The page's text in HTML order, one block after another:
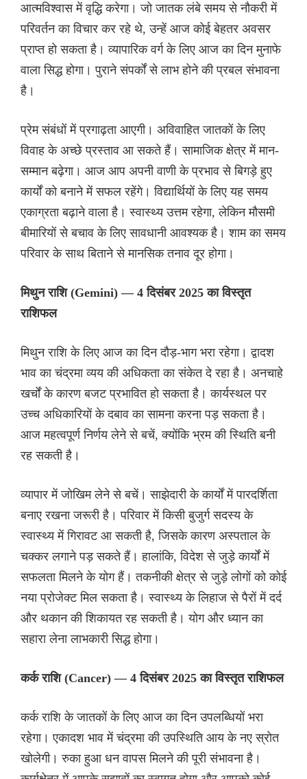
आत्मविश्वास में वृद्धि करेगा। जो जातक लंबे समय से नौकरी में
परिवर्तन का विचार कर रहे थे, उन्हें आज कोई बेहतर अवसर
प्राप्त हो सकता है। व्यापारिक वर्ग के लिए आज का दिन मुनाफे
वाला सिद्ध होगा। पुराने संपर्कों से लाभ होने की प्रबल संभावना
है।
प्रेम संबंधों में प्रगाढ़ता आएगी। अविवाहित जातकों के लिए
विवाह के अच्छे प्रस्ताव आ सकते हैं। सामाजिक क्षेत्र में मान-
सम्मान बढ़ेगा। आज आप अपनी वाणी के प्रभाव से बिगड़े हुए
कार्यों को बनाने में सफल रहेंगे। विद्यार्थियों के लिए यह समय
एकाग्रता बढ़ाने वाला है। स्वास्थ्य उत्तम रहेगा, लेकिन मौसमी
बीमारियों से बचाव के लिए सावधानी आवश्यक है। शाम का समय
परिवार के साथ बिताने से मानसिक तनाव दूर होगा।
मिथुन राशि (Gemini) — 4 दिसंबर 2025 का विस्तृत
राशिफल
मिथुन राशि के लिए आज का दिन दौड़-भाग भरा रहेगा। द्वादश
भाव का चंद्रमा व्यय की अधिकता का संकेत दे रहा है। अनचाहे
खर्चों के कारण बजट प्रभावित हो सकता है। कार्यस्थल पर
उच्च अधिकारियों के दबाव का सामना करना पड़ सकता है।
आज महत्वपूर्ण निर्णय लेने से बचें, क्योंकि भ्रम की स्थिति बनी
रह सकती है।
व्यापार में जोखिम लेने से बचें। साझेदारी के कार्यों में पारदर्शिता
बनाए रखना जरूरी है। परिवार में किसी बुजुर्ग सदस्य के
स्वास्थ्य में गिरावट आ सकती है, जिसके कारण अस्पताल के
चक्कर लगाने पड़ सकते हैं। हालांकि, विदेश से जुड़े कार्यों में
सफलता मिलने के योग हैं। तकनीकी क्षेत्र से जुड़े लोगों को कोई
नया प्रोजेक्ट मिल सकता है। स्वास्थ्य के लिहाज से पैरों में दर्द
और थकान की शिकायत रह सकती है। योग और ध्यान का
सहारा लेना लाभकारी सिद्ध होगा।
कर्क राशि (Cancer) — 4 दिसंबर 2025 का विस्तृत राशिफल
कर्क राशि के जातकों के लिए आज का दिन उपलब्धियों भरा
रहेगा। एकादश भाव में चंद्रमा की उपस्थिति आय के नए स्रोत
खोलेगी। रुका हुआ धन वापस मिलने की पूरी संभावना है।